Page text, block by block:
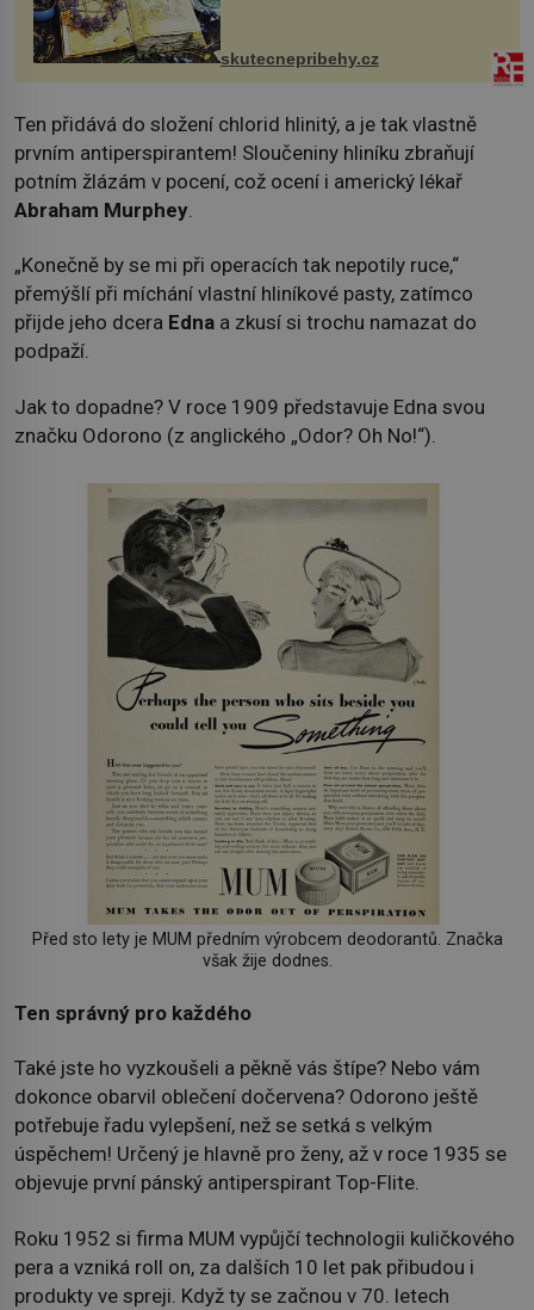
jsem si z nich lektvar… Zimní pobyt
na chalupě se pro mě vlastní vinou
změnil v děsivý zážitek, na kt...
skutecnepribehy.cz
Ten přidává do složení chlorid hlinitý, a je tak vlastně
prvním antiperspirantem! Sloučeniny hliníku zbraňují
potním žlázám v pocení, což ocení i americký lékař
Abraham Murphey
„Konečně by se mi při operacích tak nepotily ruce,“
přemýšlí při míchání vlastní hliníkové pasty, zatímco
přijde jeho dcera Edna a zkusí si trochu namazat do
podpaží.
Jak to dopadne? V roce 1909 představuje Edna svou
značku Odorono (z anglického „Odor? Oh No!“).
Před sto lety je MUM předním výrobcem deodorantů. Značka
však žije dodnes.
Ten správný pro každého
Také jste ho vyzkoušeli a pěkně vás štípe? Nebo vám
dokonce obarvil oblečení dočervena? Odorono ještě
potřebuje řadu vylepšení, než se setká s velkým
úspěchem! Určený je hlavně pro ženy, až v roce 1935 se
objevuje první pánský antiperspirant Top-Flite.
Roku 1952 si firma MUM vypůjčí technologii kuličkového
pera a vzniká roll on, za dalších 10 let pak přibudou i
produkty ve spreji. Když ty se začnou v 70. letech